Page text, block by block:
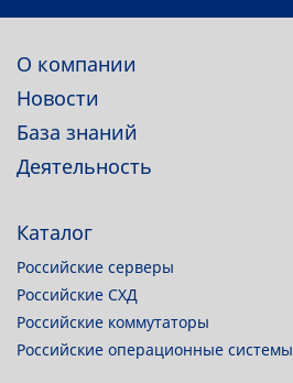
О компании
Новости
База знаний
Деятельность
Каталог
Российские серверы
Российские СХД
Российские коммутаторы
Российские операционные системы